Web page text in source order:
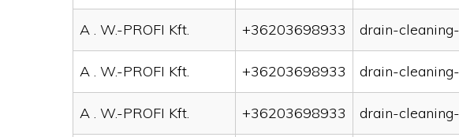
A . W.-PROFI Kft. +36203698933 drain-
A . W.-PROFI Kft. +36203698933 drain-
A . W.-PROFI Kft. +36203698933 drain-